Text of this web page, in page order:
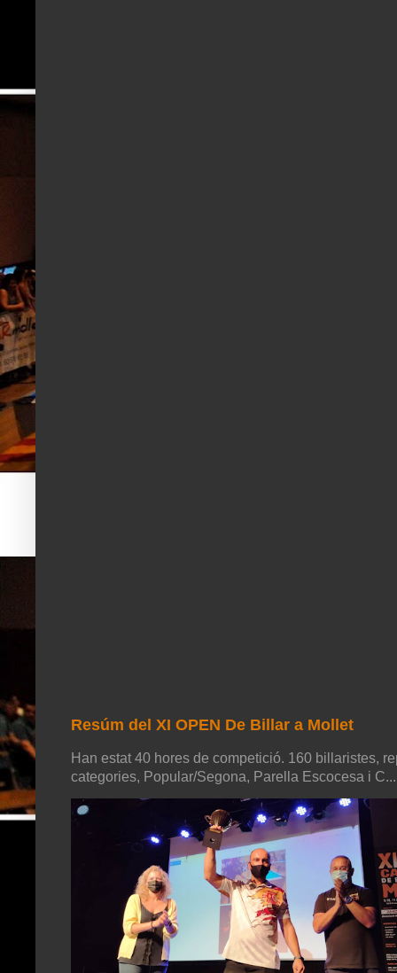
Resúm del XI OPEN De Billar a Mollet
Han estat 40 hores de competició. 160 billaristes,
categories, Popular/Segona, Parella Escocesa i C...